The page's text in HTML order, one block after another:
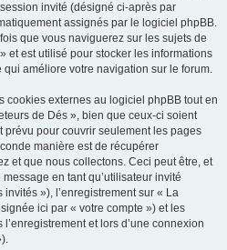
invité (désigné ci-après par
assignés par le logiciel phpBB.
que vous naviguerez sur les sujets de
et est utilisé pour stocker les informations
améliore votre navigation sur le forum.
cookies externes au logiciel phpBB tout en
de Dés », bien que ceux-ci soient
prévu pour couvrir seulement les pages
manière est de récupérer
et que nous collectons. Ceci peut être, et
en tant qu’utilisateur invité
»), l’enregistrement sur « La
ici par « votre compte ») et les
et lors d’une connexion